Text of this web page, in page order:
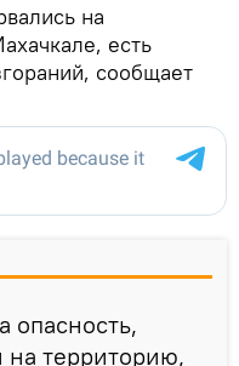
на
есть
сообщает
на территорию,